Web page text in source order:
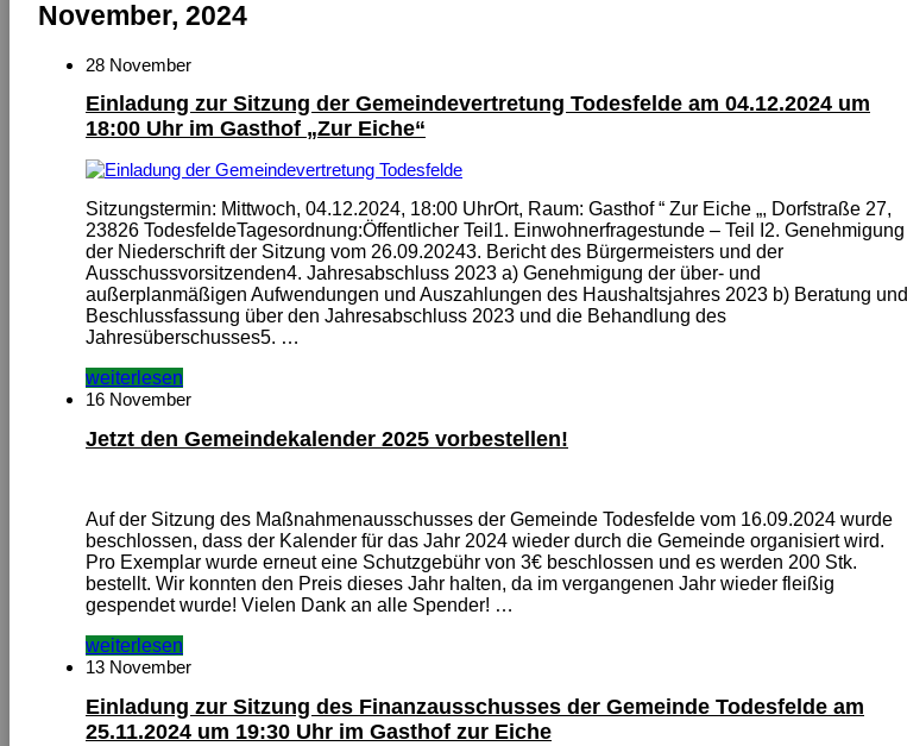
November, 2024
28 November
Einladung zur Sitzung der Gemeindevertretung Todesfelde am 04.12.2024 um
18:00 Uhr im Gasthof „Zur Eiche“
Sitzungstermin: Mittwoch, 04.12.2024, 18:00 UhrOrt, Raum: Gasthof “ Zur Eiche „, Dorfstraße 27,
23826 TodesfeldeTagesordnung:Öffentlicher Teil1. Einwohnerfragestunde – Teil I2. Genehmigung
der Niederschrift der Sitzung vom 26.09.20243. Bericht des Bürgermeisters und der
Ausschussvorsitzenden4. Jahresabschluss 2023 a) Genehmigung der über- und
außerplanmäßigen Aufwendungen und Auszahlungen des Haushaltsjahres 2023 b) Beratung und
Beschlussfassung über den Jahresabschluss 2023 und die Behandlung des
Jahresüberschusses5. …
weiterlesen
16 November
Jetzt den Gemeindekalender 2025 vorbestellen!
Auf der Sitzung des Maßnahmenausschusses der Gemeinde Todesfelde vom 16.09.2024 wurde
beschlossen, dass der Kalender für das Jahr 2024 wieder durch die Gemeinde organisiert wird.
Pro Exemplar wurde erneut eine Schutzgebühr von 3€ beschlossen und es werden 200 Stk.
bestellt. Wir konnten den Preis dieses Jahr halten, da im vergangenen Jahr wieder fleißig
gespendet wurde! Vielen Dank an alle Spender! …
weiterlesen
13 November
Einladung zur Sitzung des Finanzausschusses der Gemeinde Todesfelde am
25.11.2024 um 19:30 Uhr im Gasthof zur Eiche